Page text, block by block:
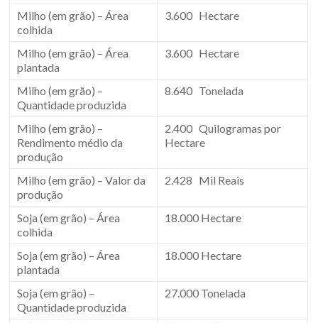
Milho (em grão) – Área
colhida
3.600 Hectare
Milho (em grão) – Área
plantada
3.600 Hectare
Milho (em grão) –
Quantidade produzida
8.640 Tonelada
Milho (em grão) –
Rendimento médio da
produção
2.400 Quilogramas por
Hectare
Milho (em grão) – Valor da
produção
2.428 Mil Reais
Soja (em grão) – Área
colhida
18.000 Hectare
Soja (em grão) – Área
plantada
18.000 Hectare
Soja (em grão) –
Quantidade produzida
27.000 Tonelada